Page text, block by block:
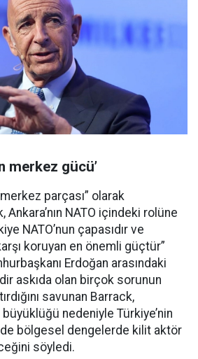
merkez gücü’
parçası” olarak
NATO içindeki rolüne
NATO’nun çapasıdır ve
koruyan en önemli güçtür”
Erdoğan arasındaki
askıda olan birçok sorunun
savunan Barrack,
büyüklüğü nedeniyle Türkiye’nin
de bölgesel dengelerde kilit aktör
söyledi.